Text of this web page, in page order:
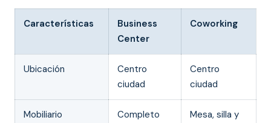
Características
Business
Center
Coworking
Ubicación
Centro
ciudad
Centro
ciudad
Mobiliario Completo
Mesa, silla y